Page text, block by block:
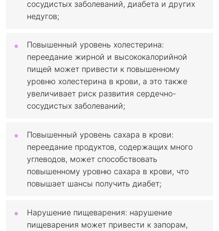
сосудистых заболеваний, диабета и других
недугов;
Повышенный уровень холестерина:
переедание жирной и высококалорийной
пищей может привести к повышенному
уровню холестерина в крови, а это также
увеличивает риск развития сердечно-
сосудистых заболеваний;
Повышенный уровень сахара в крови:
переедание продуктов, содержащих много
углеводов, может способствовать
повышенному уровню сахара в крови, что
повышает шансы получить диабет;
Нарушение пищеварения: нарушение
пищеварения может привести к запорам,